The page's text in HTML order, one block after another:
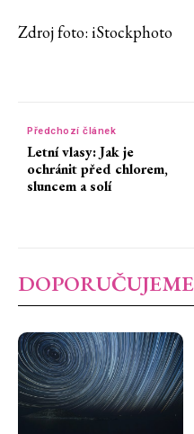
Zdroj foto: iStockphoto
Předchozí článek
Letní vlasy: Jak je
ochránit před chlorem,
sluncem a solí
DOPORUČUJEME